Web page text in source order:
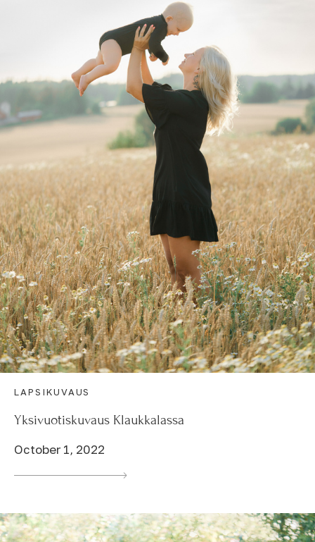
LAPSIKUVAUS
Yksivuotiskuvaus Klaukkalassa
October 1, 2022